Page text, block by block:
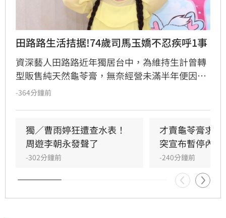
田路路生活拮据!74歲司馬玉嬌不忍疾呼1事
資深藝人田路路近年獨居台中，為維持生計曾轉
型販售純天然龜苓膏，無奈經營未滿半年便因身
體狀況亮紅燈，被迫宣布暫停營業。田路路於社
話，勸告年僅68歲的田路路應學會自強自力。
-364分鐘前
獨／曹雨婷狂遭查水表！
周遊李朝永發聲了
-302分鐘前
才賣龜苓膏求
突宣布暫停內幕
-240分鐘前